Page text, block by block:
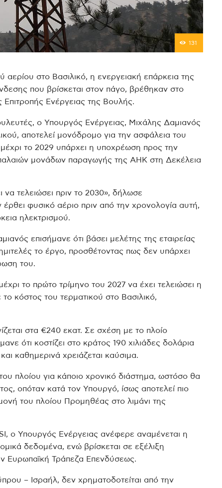
131
στο Βασιλικό, η ενεργειακή επάρκεια της
που βρίσκεται στον πάγο, βρέθηκαν στο
Επιτροπής Ενέργειας της Βουλής.
ο Υπουργός Ενέργειας, Μιχάλης Δαμιανός
αποτελεί μονόδρομο για την ασφάλεια του
το 2029 υπάρχει η υποχρέωση προς την
μονάδων παραγωγής της ΑΗΚ στη Δεκέλεια
τελειώσει πριν το 2030», δήλωσε
φυσικό αέριο πριν από την χρονολογία αυτή,
ηλεκτρισμού.
επισήμανε ότι βάσει μελέτης της εταιρείας
το έργο, προσθέτοντας πως δεν υπάρχει
του.
το πρώτο τρίμηνο του 2027 να έχει τελειώσει η
κόστος του τερματικού στο Βασιλικό,
στα €240 εκατ. Σε σχέση με το πλοίο
ότι κοστίζει στο κράτος 190 χιλιάδες δολάρια
καθημερινά χρειάζεται καύσιμα.
πλοίου για κάποιο χρονικό διάστημα, ωστόσο θα
οπόταν κατά τον Υπουργό, ίσως αποτελεί πιο
του πλοίου Προμηθέας στο λιμάνι της
ο Υπουργός Ενέργειας ανέφερε αναμένεται η
δεδομένα, ενώ βρίσκεται σε εξέλιξη
Ευρωπαϊκή Τράπεζα Επενδύσεως.
– Ισραήλ, δεν χρηματοδοτείται από την